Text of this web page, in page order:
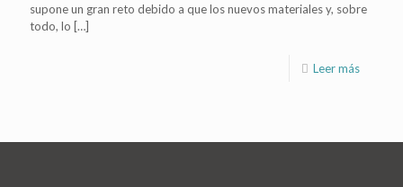
supone un gran reto debido a que los nuevos materiales y, sobre
todo, lo […]
Leer más